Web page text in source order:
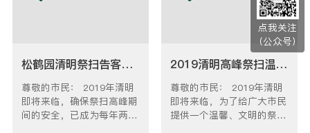
松鹤园清明祭扫告客户书
尊敬的市民： 2019年清明
即将来临，确保祭扫高峰期
间的安全，已成为每年两季
2019清明高峰祭扫温馨提示
尊敬的市民： 2019年清明
即将来临，为了给广大市民
提供一个温馨、文明的祭扫
点我关注
（公众号）